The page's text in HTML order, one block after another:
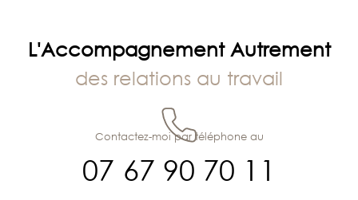
L'Accompagnement Autrement
des relations au travail
07 67 90 70 11
Contactez-moi par téléphone au